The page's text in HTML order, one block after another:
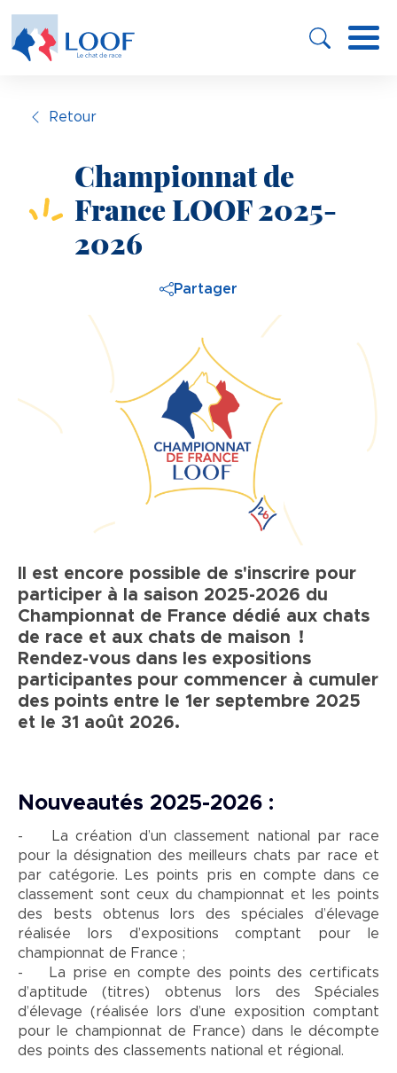
contenu
Retour
Championnat de
France LOOF 2025-
2026
Partager
Il est encore possible de s'inscrire pour
participer à la saison 2025-2026 du
Championnat de France dédié aux chats
de race et aux chats de maison !
Rendez-vous dans les expositions
participantes pour commencer à cumuler
des points entre le 1er septembre 2025
et le 31 août 2026.
Nouveautés 2025-2026 :
- La création d’un classement national par race
pour la désignation des meilleurs chats par race et
par catégorie. Les points pris en compte dans ce
classement sont ceux du championnat et les points
des bests obtenus lors des spéciales d’élevage
réalisée lors d’expositions comptant pour le
championnat de France ;
- La prise en compte des points des certificats
d’aptitude (titres) obtenus lors des Spéciales
d’élevage (réalisée lors d’une exposition comptant
pour le championnat de France) dans le décompte
des points des classements national et régional.